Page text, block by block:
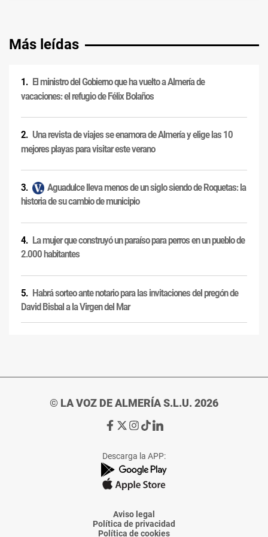
Más leídas
El ministro del Gobierno que ha vuelto a Almería de
vacaciones: el refugio de Félix Bolaños
Una revista de viajes se enamora de Almería y elige las 10
mejores playas para visitar este verano
Aguadulce lleva menos de un siglo siendo de Roquetas: la
historia de su cambio de municipio
La mujer que construyó un paraíso para perros en un pueblo de
2.000 habitantes
Habrá sorteo ante notario para las invitaciones del pregón de
David Bisbal a la Virgen del Mar
© LA VOZ DE ALMERÍA S.L.U. 2026
Ir
de
La
Voz
Almería
Ir
de
La
Voz
Almería
Ir
de
La
Voz
Almería
Ir
de
La
Voz
Almería
Ir
de
La
Voz
Descarga la APP:
Aviso legal
Política de privacidad
Política de cookies